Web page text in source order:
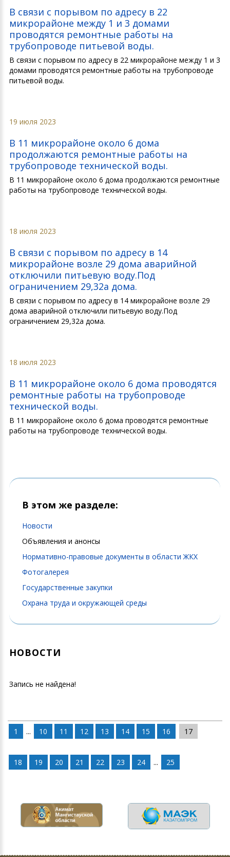
В связи с порывом по адресу в 22
микрорайоне между 1 и 3 домами
проводятся ремонтные работы на
трубопроводе питьевой воды.
В связи с порывом по адресу в 22 микрорайоне между 1 и 3
домами проводятся ремонтные работы на трубопроводе
питьевой воды.
19 июля 2023
В 11 микрорайоне около 6 дома
продолжаются ремонтные работы на
трубопроводе технической воды.
В 11 микрорайоне около 6 дома продолжаются ремонтные
работы на трубопроводе технической воды.
18 июля 2023
В связи с порывом по адресу в 14
микрорайоне возле 29 дома аварийной
отключили питьевую воду.Под
ограничением 29,32а дома.
В связи с порывом по адресу в 14 микрорайоне возле 29
дома аварийной отключили питьевую воду.Под
ограничением 29,32а дома.
18 июля 2023
В 11 микрорайоне около 6 дома проводятся
ремонтные работы на трубопроводе
технической воды.
В 11 микрорайоне около 6 дома проводятся ремонтные
работы на трубопроводе технической воды.
В этом же разделе:
Новости
Объявления и анонсы
Нормативно-правовые документы в области ЖКХ
Фотогалерея
Государственные закупки
Охрана труда и окружающей среды
НОВОСТИ
Запись не найдена!
1 ... 10 11 12 13 14 15 16 17
18 19 20 21 22 23 24 ... 25